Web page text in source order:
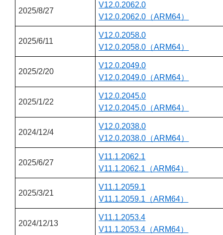
2025/8/27
V12.0.2062.0
V12.0.2062.0（ARM64）
2025/6/11
V12.0.2058.0
V12.0.2058.0（ARM64）
2025/2/20
V12.0.2049.0
V12.0.2049.0（ARM64）
2025/1/22
V12.0.2045.0
V12.0.2045.0（ARM64）
2024/12/4
V12.0.2038.0
V12.0.2038.0（ARM64）
2025/6/27
V11.1.2062.1
V11.1.2062.1（ARM64）
2025/3/21
V11.1.2059.1
V11.1.2059.1（ARM64）
2024/12/13
V11.1.2053.4
V11.1.2053.4（ARM64）